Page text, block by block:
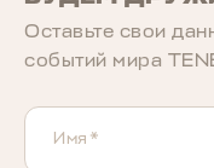
Оставьте свои
событий мира
Имя*